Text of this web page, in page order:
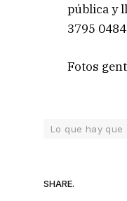
pública y
3795
Fotos
Lo que hay que
SHARE.